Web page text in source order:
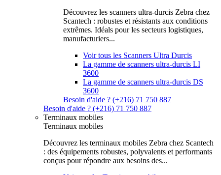
Découvrez les scanners ultra-durcis Zebra chez
Scantech : robustes et résistants aux conditions
extrêmes. Idéals pour les secteurs logistiques,
manufacturiers...
Voir tous les Scanners Ultra Durcis
La gamme de scanners ultra-durcis LI
3600
La gamme de scanners ultra-durcis DS
3600
Besoin d'aide ? (+216) 71 750 887
Besoin d'aide ? (+216) 71 750 887
Terminaux mobiles
Terminaux mobiles
Découvrez les terminaux mobiles Zebra chez Scantech
: des équipements robustes, polyvalents et performants
conçus pour répondre aux besoins des...